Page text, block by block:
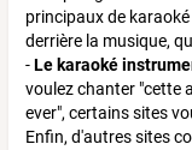
principaux de karaoké
derrière la musique,
-Le karaoké
voulez chanter "cette
ever", certains sites
Enfin, d'autres sites